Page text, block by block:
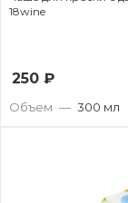
18wine
250 ₽
Объем — 300 мл